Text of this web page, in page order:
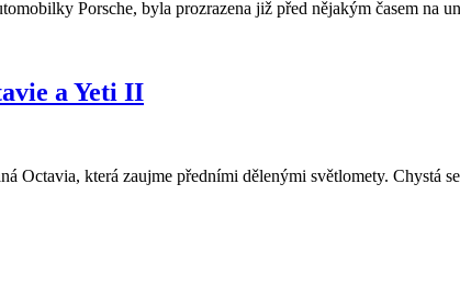
Porsche, byla prozrazena již před nějakým časem na
a Yeti II
Octavia, která zaujme předními dělenými světlomety. Chystá